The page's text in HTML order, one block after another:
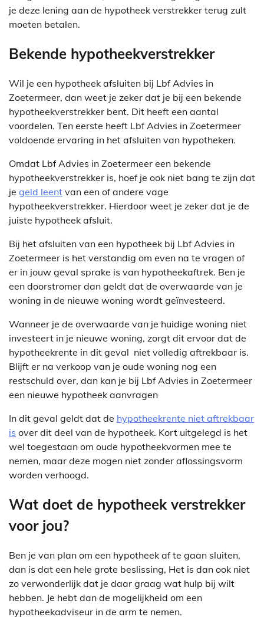
je deze lening aan de hypotheek verstrekker terug zult
moeten betalen.
Bekende hypotheekverstrekker
Wil je een hypotheek afsluiten bij Lbf Advies in
Zoetermeer, dan weet je zeker dat je bij een bekende
hypotheekverstrekker bent. Dit heeft een aantal
voordelen. Ten eerste heeft Lbf Advies in Zoetermeer
voldoende ervaring in het afsluiten van hypotheken.
Omdat Lbf Advies in Zoetermeer een bekende
hypotheekverstrekker is, hoef je ook niet bang te zijn dat
je geld leent van een of andere vage
hypotheekverstrekker. Hierdoor weet je zeker dat je de
juiste hypotheek afsluit.
Bij het afsluiten van een hypotheek bij Lbf Advies in
Zoetermeer is het verstandig om even na te vragen of
er in jouw geval sprake is van hypotheekaftrek. Ben je
een doorstromer dan geldt dat de overwaarde van je
woning in de nieuwe woning wordt geïnvesteerd.
Wanneer je de overwaarde van je huidige woning niet
investeert in je nieuwe woning, zorgt dit ervoor dat de
hypotheekrente in dit geval niet volledig aftrekbaar is.
Blijft er na verkoop van je oude woning nog een
restschuld over, dan kan je bij Lbf Advies in Zoetermeer
een nieuwe hypotheek aanvragen
In dit geval geldt dat de hypotheekrente niet aftrekbaar
is over dit deel van de hypotheek. Kort uitgelegd is het
wel toegestaan om oude hypotheekvormen mee te
nemen, maar deze mogen niet zonder aflossingsvorm
worden verhoogd.
Wat doet de hypotheek verstrekker
voor jou?
Ben je van plan om een hypotheek af te gaan sluiten,
dan is dat een hele grote beslissing, Het is dan ook niet
zo verwonderlijk dat je daar graag wat hulp bij wilt
hebben. Je hebt dan de mogelijkheid om een
hypotheekadviseur in de arm te nemen.